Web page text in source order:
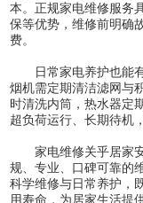
本。正规家电维修服务
保等优势，维修前明确
费。
日常家电养护也能
烟机需定期清洁滤网与
时清洗内筒，热水器定
超负荷运行、长期待机
家电维修关乎居家
规、专业、口碑可靠的
科学维修与日常养护，
用寿命，为居家生活提